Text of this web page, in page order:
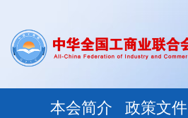
本会简介 政策文件